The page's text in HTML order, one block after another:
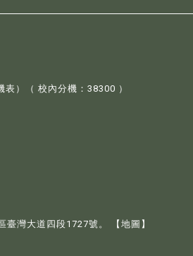
表 ）（ 校內分機：38300 ）
臺灣大道四段1727號。 【地圖】